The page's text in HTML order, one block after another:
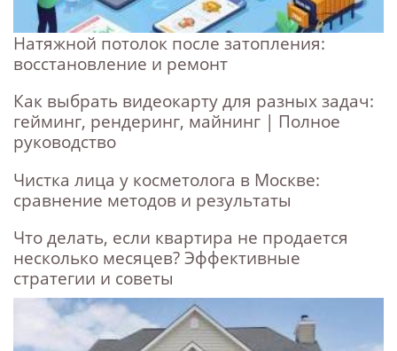
Натяжной потолок после затопления:
восстановление и ремонт
Как выбрать видеокарту для разных задач:
гейминг, рендеринг, майнинг | Полное
руководство
Чистка лица у косметолога в Москве:
сравнение методов и результаты
Что делать, если квартира не продается
несколько месяцев? Эффективные
стратегии и советы